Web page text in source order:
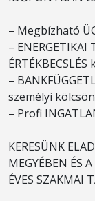
– Megbízható
– ENERGETIKAI
ÉRTÉKBECSLÉS
–
személyi
– Profi
KERESÜNK
MEGYÉBEN ÉS
ÉVES SZAKMAI